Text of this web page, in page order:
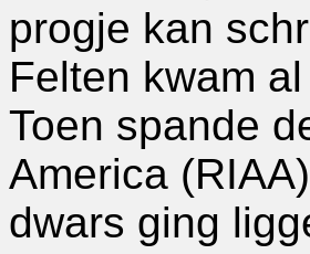
progje kan
Felten kwam
Toen spande
America
dwars ging